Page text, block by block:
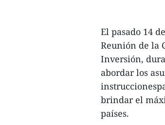
El pasado 14
Reunión de la
Inversión,
abordar los
brindar el
países.